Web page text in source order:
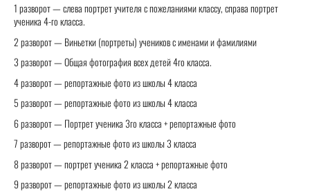
1 разворот — слева портрет учителя с пожеланиями классу, справа портрет
ученика 4-го класса.
2 разворот — Виньетки (портреты) учеников с именами и фамилиями
3 разворот — Общая фотография всех детей 4го класса.
4 разворот — репортажные фото из школы 4 класса
5 разворот — репортажные фото из школы 4 класса
6 разворот — Портрет ученика 3го класса + репортажные фото
7 разворот — репортажные фото из школы 3 класса
8 разворот — портрет ученика 2 класса + репортажные фото
9 разворот — репортажные фото из школы 2 класса